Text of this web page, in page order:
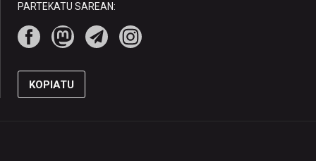
PARTEKATU SAREAN:
KOPIATU